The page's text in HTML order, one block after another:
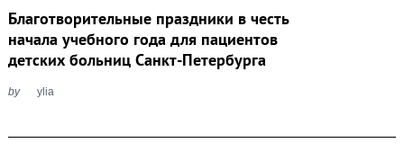
Благотворительные праздники в честь
начала учебного года для пациентов
детских больниц Санкт-Петербурга
by ylia